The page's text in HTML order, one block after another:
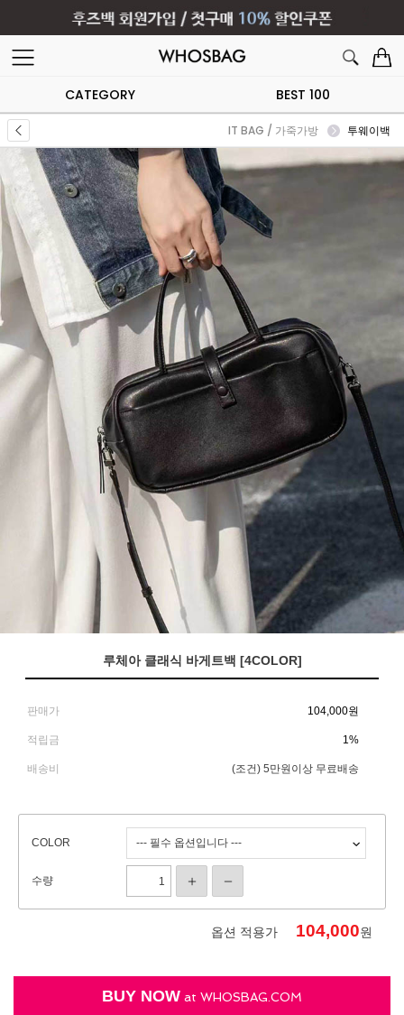
CATEGORY BEST 100
IT BAG / 가죽가방 투웨이백
루체아 클래식 바게트백 [4COLOR]
판매가 104,000원
적립금 1%
배송비 (조건) 5만원이상 무료배송
COLOR
수량
옵션 적용가 104,000원
BUY NOW at WHOSBAG.COM